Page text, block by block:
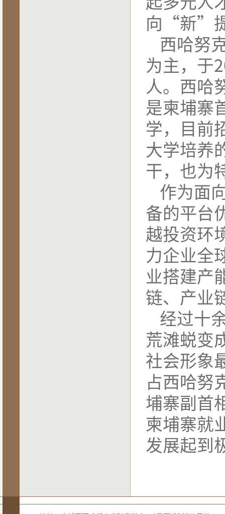
向“新”
西哈努
为主，于
人。西哈
是柬埔寨
学，目前
大学培养
干，也为
作为面
备的平台
越投资环
力企业全
业搭建产
链、产业
经过十
荒滩蜕变
社会形象
占西哈努
埔寨副首
柬埔寨就
发展起到